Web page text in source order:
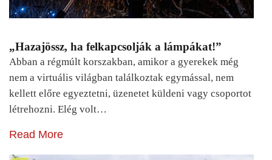
„Hazajössz, ha felkapcsolják a lámpákat!”
Abban a régmúlt korszakban, amikor a gyerekek még
nem a virtuális világban találkoztak egymással, nem
kellett előre egyeztetni, üzenetet küldeni vagy csoportot
létrehozni. Elég volt…
Read More